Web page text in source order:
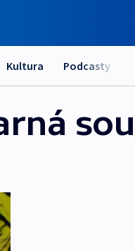
Kultura Podcasty